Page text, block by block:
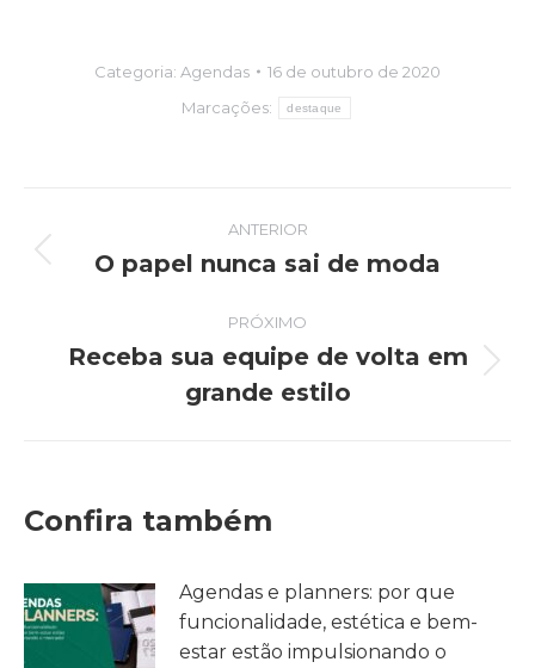
Categoria: Agendas
16 de outubro de 2020
Marcações:
destaque
Navegação
de
ANTERIOR
Post
O papel nunca sai de moda
PRÓXIMO
Próximo
post:
Receba sua equipe de volta em
grande estilo
Confira também
Agendas e planners: por que
funcionalidade, estética e bem-
estar estão impulsionando o